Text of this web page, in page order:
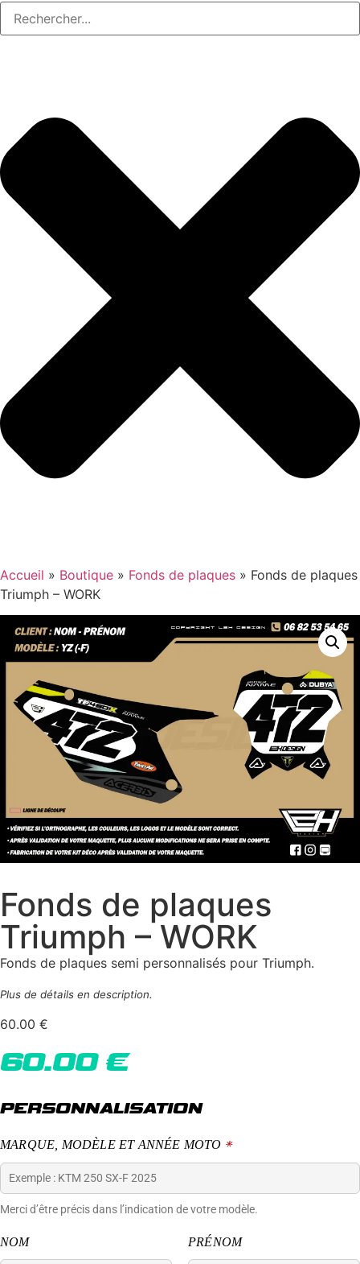
Accueil » Boutique » Fonds de plaques » Fonds de plaques
Triumph – WORK
Fonds de plaques
Triumph – WORK
Fonds de plaques semi personnalisés pour Triumph.
Plus de détails en description.
60.00 €
60.00 €
PERSONNALISATION
MARQUE, MODÈLE ET ANNÉE MOTO *
Merci d’être précis dans l’indication de votre modèle.
NOM PRÉNOM